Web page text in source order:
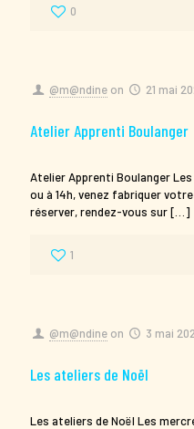
0
@m@ndine on 21 mai
Atelier Apprenti Boulanger
Atelier Apprenti Boulanger
ou à 14h, venez fabriquer
réserver, rendez-vous sur[…]
1
@m@ndine on 3 mai
Les ateliers de Noël
Les ateliers de Noël Les